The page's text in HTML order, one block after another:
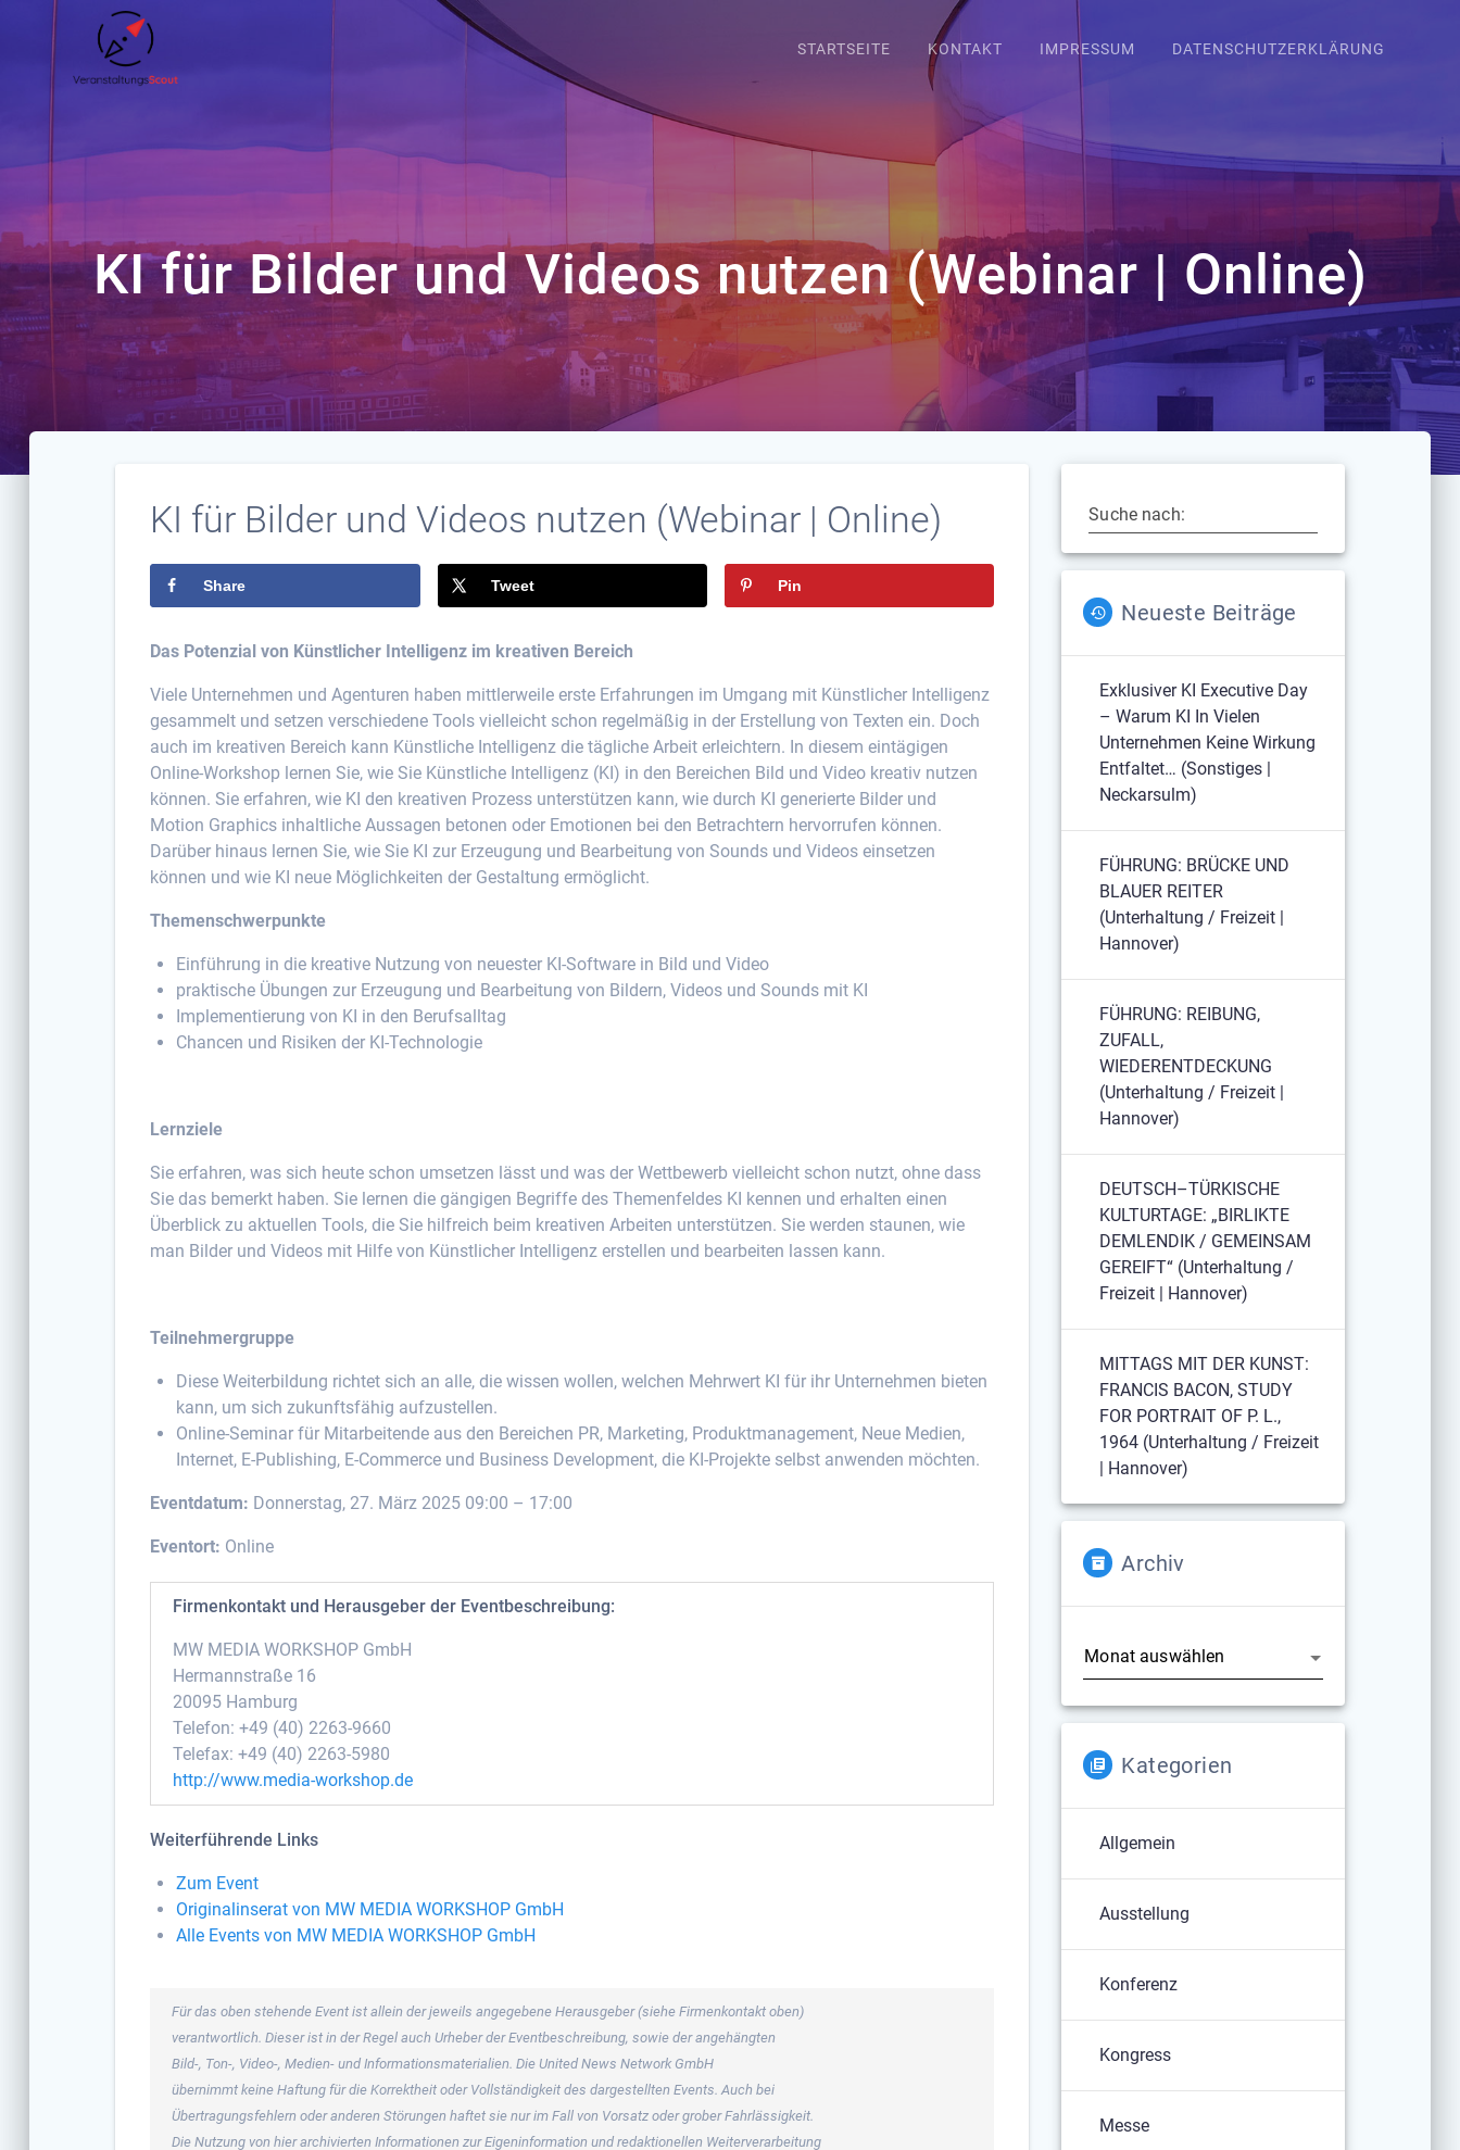
STARTSEITE KONTAKT IMPRESSUM DATENSCHUTZERKLÄRUNG
KI für Bilder und Videos nutzen (Webinar | Online)
KI für Bilder und Videos nutzen (Webinar | Online)
Share Tweet Pin
Das Potenzial von Künstlicher Intelligenz im kreativen Bereich
Viele Unternehmen und Agenturen haben mittlerweile erste Erfahrungen im Umgang mit Künstlicher Intelligenz
gesammelt und setzen verschiedene Tools vielleicht schon regelmäßig in der Erstellung von Texten ein. Doch
auch im kreativen Bereich kann Künstliche Intelligenz die tägliche Arbeit erleichtern. In diesem eintägigen
Online-Workshop lernen Sie, wie Sie Künstliche Intelligenz (KI) in den Bereichen Bild und Video kreativ nutzen
können. Sie erfahren, wie KI den kreativen Prozess unterstützen kann, wie durch KI generierte Bilder und
Motion Graphics inhaltliche Aussagen betonen oder Emotionen bei den Betrachtern hervorrufen können.
Darüber hinaus lernen Sie, wie Sie KI zur Erzeugung und Bearbeitung von Sounds und Videos einsetzen
können und wie KI neue Möglichkeiten der Gestaltung ermöglicht.
Themenschwerpunkte
Einführung in die kreative Nutzung von neuester KI-Software in Bild und Video
praktische Übungen zur Erzeugung und Bearbeitung von Bildern, Videos und Sounds mit KI
Implementierung von KI in den Berufsalltag
Chancen und Risiken der KI-Technologie
Lernziele
Sie erfahren, was sich heute schon umsetzen lässt und was der Wettbewerb vielleicht schon nutzt, ohne dass
Sie das bemerkt haben. Sie lernen die gängigen Begriffe des Themenfeldes KI kennen und erhalten einen
Überblick zu aktuellen Tools, die Sie hilfreich beim kreativen Arbeiten unterstützen. Sie werden staunen, wie
man Bilder und Videos mit Hilfe von Künstlicher Intelligenz erstellen und bearbeiten lassen kann.
Teilnehmergruppe
Diese Weiterbildung richtet sich an alle, die wissen wollen, welchen Mehrwert KI für ihr Unternehmen bieten
kann, um sich zukunftsfähig aufzustellen.
Online-Seminar für Mitarbeitende aus den Bereichen PR, Marketing, Produktmanagement, Neue Medien,
Internet, E-Publishing, E-Commerce und Business Development, die KI-Projekte selbst anwenden möchten.
Eventdatum: Donnerstag, 27. März 2025 09:00 – 17:00
Eventort: Online
Firmenkontakt und Herausgeber der Eventbeschreibung:
MW MEDIA WORKSHOP GmbH
Hermannstraße 16
20095 Hamburg
Telefon: +49 (40) 2263-9660
Telefax: +49 (40) 2263-5980
http://www.media-workshop.de
Weiterführende Links
Zum Event
Originalinserat von MW MEDIA WORKSHOP GmbH
Alle Events von MW MEDIA WORKSHOP GmbH
Für das oben stehende Event ist allein der jeweils angegebene Herausgeber (siehe Firmenkontakt oben)
verantwortlich. Dieser ist in der Regel auch Urheber der Eventbeschreibung, sowie der angehängten
Bild-, Ton-, Video-, Medien- und Informationsmaterialien. Die United News Network GmbH
übernimmt keine Haftung für die Korrektheit oder Vollständigkeit des dargestellten Events. Auch bei
Übertragungsfehlern oder anderen Störungen haftet sie nur im Fall von Vorsatz oder grober Fahrlässigkeit.
Die Nutzung von hier archivierten Informationen zur Eigeninformation und redaktionellen Weiterverarbeitung
Suche nach:
Neueste Beiträge
Exklusiver KI Executive Day
– Warum KI In Vielen
Unternehmen Keine Wirkung
Entfaltet… (Sonstiges |
Neckarsulm)
FÜHRUNG: BRÜCKE UND
BLAUER REITER
(Unterhaltung / Freizeit |
Hannover)
FÜHRUNG: REIBUNG,
ZUFALL,
WIEDERENTDECKUNG
(Unterhaltung / Freizeit |
Hannover)
DEUTSCH–TÜRKISCHE
KULTURTAGE: „BIRLIKTE
DEMLENDIK / GEMEINSAM
GEREIFT“ (Unterhaltung /
Freizeit | Hannover)
MITTAGS MIT DER KUNST:
FRANCIS BACON, STUDY
FOR PORTRAIT OF P. L.,
1964 (Unterhaltung / Freizeit
| Hannover)
Archiv
Kategorien
Allgemein
Ausstellung
Konferenz
Kongress
Messe